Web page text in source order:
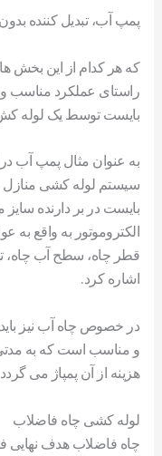
پمپ آب، تبدیل کننده
که هر کدام از این بخش
راستای عملکرد مناسب
بایست توسط یک لوله
به عنوان مثال پمپ آب در
سیستم لوله کشی منازل
بایست در بر دارنده سایز
الکتروموتور به واقع
قطر چاه، سطح آب چاه،
اشاره کرد.
در خصوص چاه آب نیز
و مناسب است که به مدتی
هزینه از آن پمپاژ می
لوله کشی چاه فاضلاب
چاه فاضلاب هدف نهایی